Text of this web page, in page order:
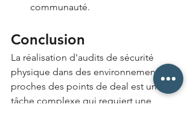
communauté.
Conclusion
La réalisation d'audits de sécurité
physique dans des environnements
proches des points de deal est une
tâche complexe qui requiert une